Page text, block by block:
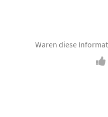
Waren diese